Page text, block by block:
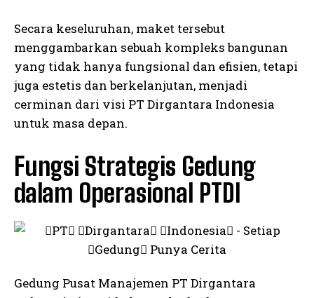
I've read and accept thePrivacy Policy.
Secara keseluruhan, maket tersebut
menggambarkan sebuah kompleks bangunan
yang tidak hanya fungsional dan efisien, tetapi
juga estetis dan berkelanjutan, menjadi
cerminan dari visi PT Dirgantara Indonesia
untuk masa depan.
Fungsi Strategis Gedung
dalam Operasional PTDI
Gedung Pusat Manajemen PT Dirgantara